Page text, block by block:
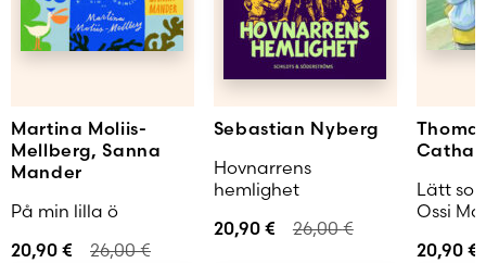
Martina Moliis-
Mellberg, Sanna
Mander
På min lilla ö
20,90 € 26,00€
Sebastian Nyberg
Hovnarrens
hemlighet
20,90 € 26,00€
Lätt
Ossi
20,90 €